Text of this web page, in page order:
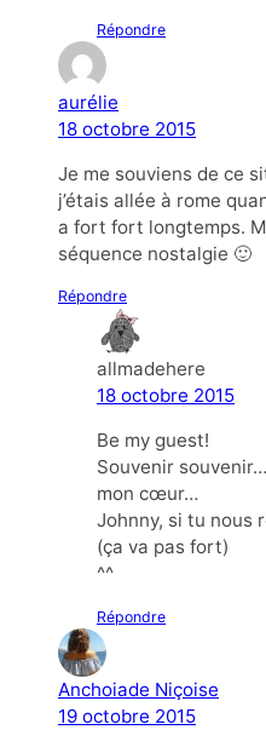
Répondre
aurélie
18 octobre 2015
Je me souviens de ce
j’étais allée à rome
a fort fort longtemps.
séquence nostalgie 🙂
Répondre
allmadehere
18 octobre 2015
Be my guest!
Souvenir
mon cœur…
Johnny, si tu nous
(ça va pas fort)
^^
Répondre
Anchoiade Niçoise
19 octobre 2015